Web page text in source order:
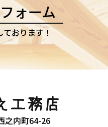
ォーム
おります！
之内町64-26